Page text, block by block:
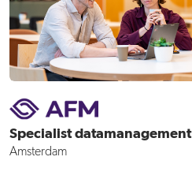
Specialist datamanagement
Amsterdam